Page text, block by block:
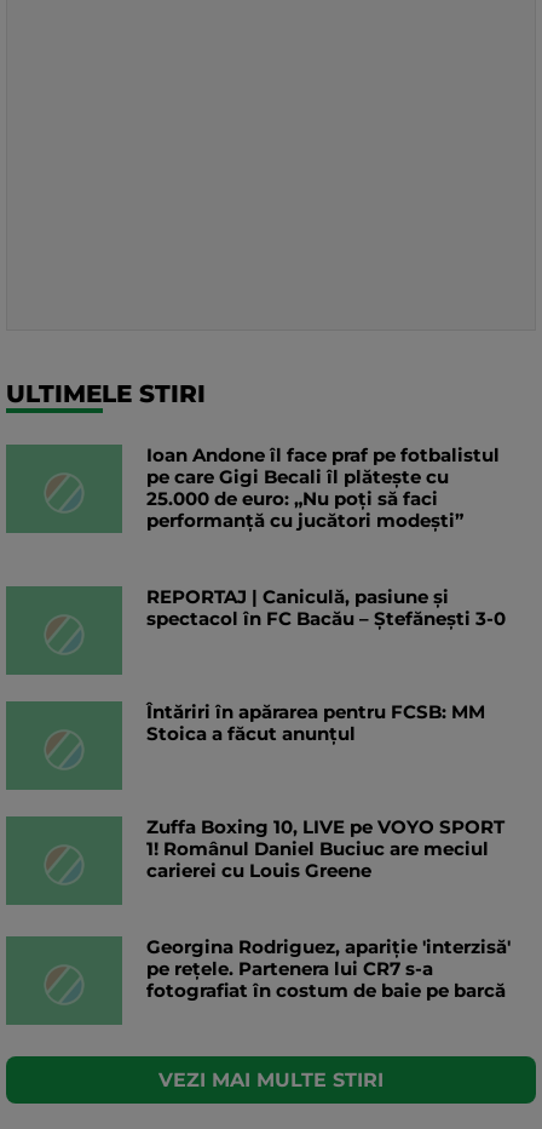
ULTIMELE STIRI
Ioan Andone îl face praf pe fotbalistul
pe care Gigi Becali îl plătește cu
25.000 de euro: „Nu poți să faci
performanță cu jucători modești”
REPORTAJ | Caniculă, pasiune și
spectacol în FC Bacău – Ștefănești 3-0
Întăriri în apărarea pentru FCSB: MM
Stoica a făcut anunțul
Zuffa Boxing 10, LIVE pe VOYO SPORT
1! Românul Daniel Buciuc are meciul
carierei cu Louis Greene
Georgina Rodriguez, apariție 'interzisă'
pe rețele. Partenera lui CR7 s-a
fotografiat în costum de baie pe barcă
VEZI MAI MULTE STIRI